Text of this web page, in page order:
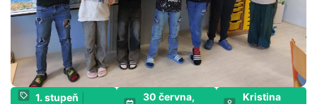
1. stupeň
30 června,
Kristina